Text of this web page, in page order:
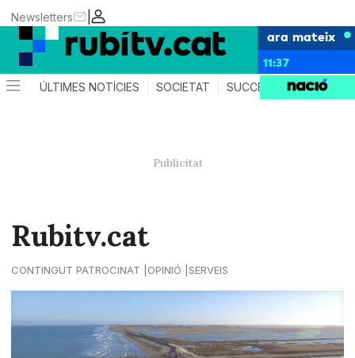
|
Newsletters
ara mateix
11:37
ÚLTIMES NOTÍCIES SOCIETAT SUCCESSOS
Rubitv.cat
CONTINGUT PATROCINAT OPINIÓ SERVEIS